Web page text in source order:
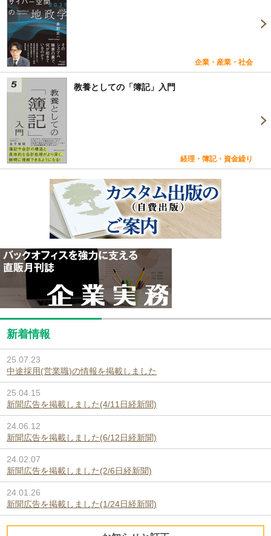
企業・産業・社会
教養としての「簿記」入門
経理・簿記・資金繰り
新着情報
25.07.23
中途採用(営業職)の情報を掲載しました
25.04.15
新聞広告を掲載しました(4/11日経新聞)
24.06.12
新聞広告を掲載しました(6/12日経新聞)
24.02.07
新聞広告を掲載しました(2/6日経新聞)
24.01.26
新聞広告を掲載しました(1/24日経新聞)